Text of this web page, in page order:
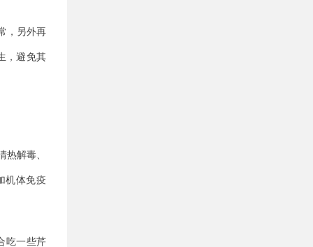
，另外再
，避免其
热解毒、
机体免疫
吃一些芹